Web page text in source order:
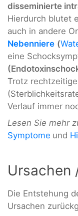
disseminierte
Hierdurch blutet
auch in andere
Nebenniere (
eine
Trotz
Verlauf immer
Lesen Sie mehr
Symptome und
Ursachen
Die Entstehung
Ursachen